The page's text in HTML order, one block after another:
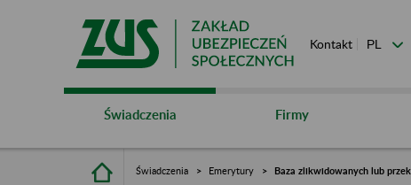
Kontakt
Świadczenia Firmy
Świadczenia Emerytury Baza zlikwidowanych lub